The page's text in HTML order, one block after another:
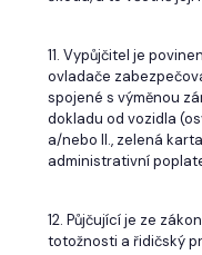
11. Vypůjčitel je
ovladače
spojené s výměnou
dokladu od vozidla
a/nebo II., zelená
administrativní
12. Půjčující je ze
totožnosti a řidičský